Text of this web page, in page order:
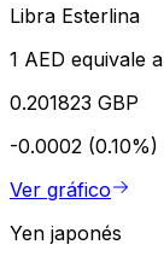
Libra Esterlina
1 AED equivale a
0.201823 GBP
-0.0002 (0.10%)
Ver gráfico
Yen japonés